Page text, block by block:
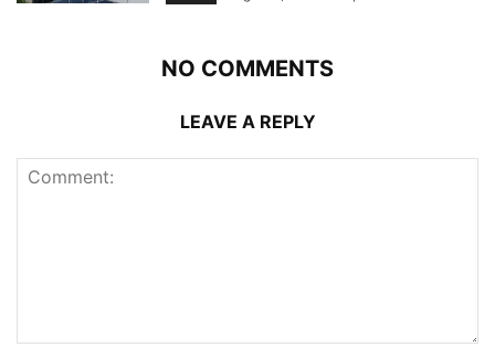
NO COMMENTS
LEAVE A REPLY